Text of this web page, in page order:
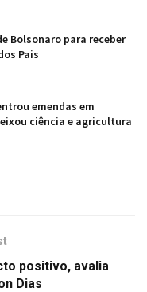
Bolsonaro para receber
Pais
emendas em
ciência e agricultura
positivo, avalia
Dias